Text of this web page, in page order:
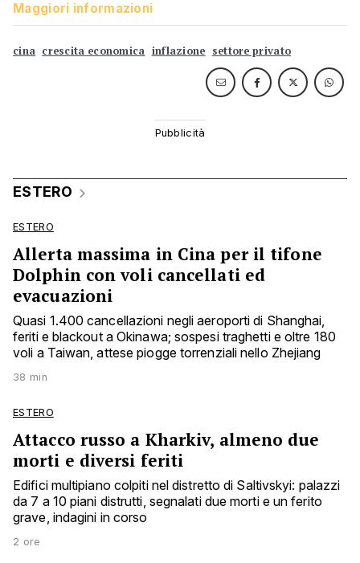
Maggiori informazioni
cina crescita economica inflazione settore privato
ESTERO
ESTERO
Allerta massima in Cina per il tifone
Dolphin con voli cancellati ed
evacuazioni
Quasi 1.400 cancellazioni negli aeroporti di Shanghai,
feriti e blackout a Okinawa; sospesi traghetti e oltre 180
voli a Taiwan, attese piogge torrenziali nello Zhejiang
38 min
ESTERO
Attacco russo a Kharkiv, almeno due
morti e diversi feriti
Edifici multipiano colpiti nel distretto di Saltivskyi: palazzi
da 7 a 10 piani distrutti, segnalati due morti e un ferito
grave, indagini in corso
2 ore